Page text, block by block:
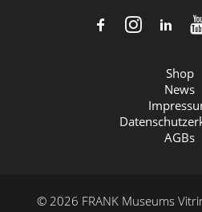
Shop
News
AGBs
© 2026 FRANK Museums